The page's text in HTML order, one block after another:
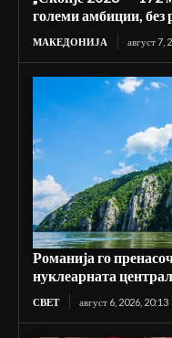
големи амбиции, без
МАКЕДОНИЈА август 7,
Романија го
нуклеарната
СВЕТ август 6, 2026, 20:13